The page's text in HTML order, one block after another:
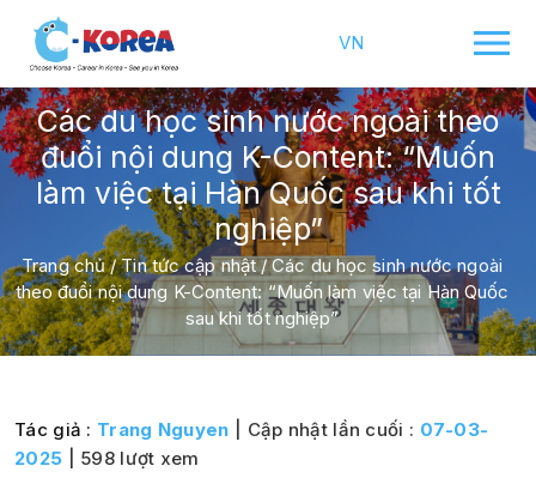
VN
Các du học sinh nước ngoài theo
đuổi nội dung K-Content: “Muốn
làm việc tại Hàn Quốc sau khi tốt
nghiệp”
Trang chủ/Tin tức cập nhật/Các du học sinh nước ngoài
theo đuổi nội dung K-Content: “Muốn làm việc tại Hàn Quốc
sau khi tốt nghiệp”
Tác giả : Trang Nguyen | Cập nhật lần cuối : 07-03-
2025 | 598 lượt xem